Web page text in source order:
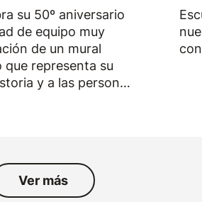
su 50º aniversario
de equipo muy
de un mural
representa su
y a las personas
Ver más